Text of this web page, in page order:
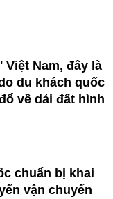
Việt Nam, đây là
du khách quốc
về dải đất hình
chuẩn bị khai
vận chuyển